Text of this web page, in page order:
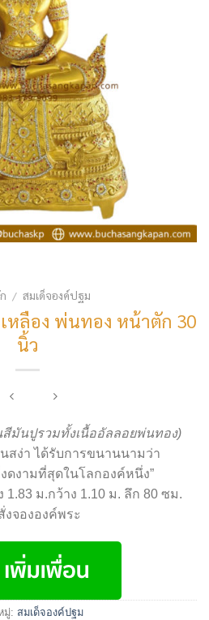
/ สมเด็จองค์ปฐม
หลือง พ่นทอง หน้าตัก 30
นิ้ว
มันปูรวมทั้งเนื้ออัลลอยพ่นทอง)
สง่า ได้รับการขนานนามว่า
ดงามที่สุดในโลกองค์หนึ่ง”
ม.กว้าง 1.10 ม. ลึก 80 ซม.
งจององค์พระ
มู่: สมเด็จองค์ปฐม